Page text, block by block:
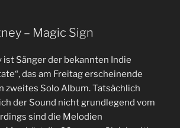
– Magic Sign
Sänger der bekannten Indie
das am Freitag erscheinende
zweites Solo Album. Tatsächlich
der Sound nicht grundlegend vom
sind die Melodien